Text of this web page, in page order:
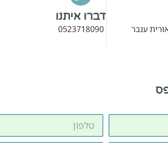
ענבר
דברו איתנו
0523718090